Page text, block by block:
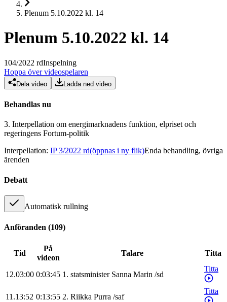
Plenum 5.10.2022 kl. 14
Plenum 5.10.2022 kl. 14
104/2022 rdInspelning
Hoppa över videospelaren
Dela video Ladda ned video
Behandlas nu
3. Interpellation om energimarknadens funktion, elpriset och
regeringens Fortum-politik
Interpellation: IP 3/2022 rd(öppnas i ny flik)Enda behandling, övriga
ärenden
Debatt
Automatisk rullning
Anföranden (109)
Tid
På
videon
Talare Titta
12.03:00 0:03:45 1. statsminister Sanna Marin /sd
Titta
11.13:52 0:13:55 2. Riikka Purra /saf
Titta